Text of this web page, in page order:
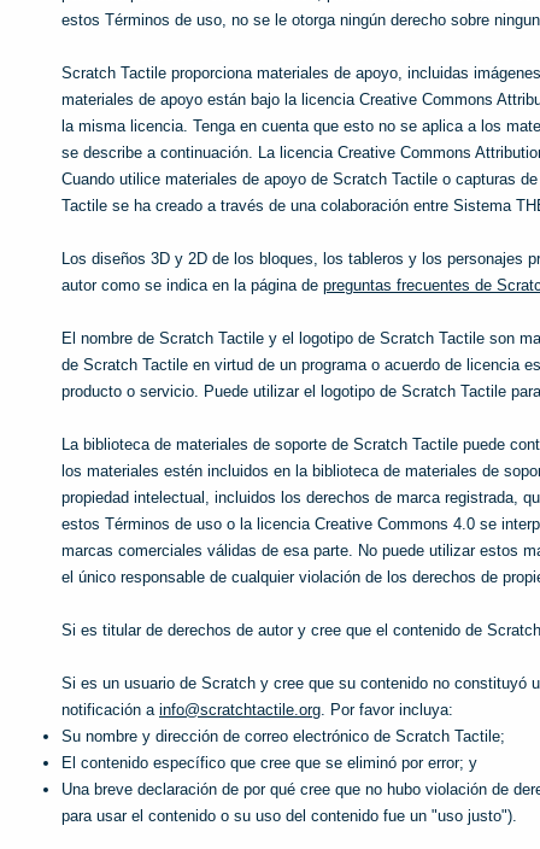
estos Términos de uso, no se le otorga ningún derecho sobre
Scratch Tactile proporciona materiales de apoyo, incluidas
materiales de apoyo están bajo la licencia Creative Commons
la misma licencia. Tenga en cuenta que esto no se aplica a los
se describe a continuación. La licencia Creative Commons
Cuando utilice materiales de apoyo de Scratch Tactile o capturas
Tactile se ha creado a través de una colaboración entre Sistema
Los diseños 3D y 2D de los bloques, los tableros y los personajes
autor como se indica en la página de preguntas frecuentes de
El nombre de Scratch Tactile y el logotipo de Scratch Tactile son
de Scratch Tactile en virtud de un programa o acuerdo de licencia
producto o servicio. Puede utilizar el logotipo de Scratch Tactile
La biblioteca de materiales de soporte de Scratch Tactile puede
los materiales estén incluidos en la biblioteca de materiales de
propiedad intelectual, incluidos los derechos de marca registrada,
estos Términos de uso o la licencia Creative Commons 4.0 se
marcas comerciales válidas de esa parte. No puede utilizar estos
el único responsable de cualquier violación de los derechos de
Si es titular de derechos de autor y cree que el contenido de
Si es un usuario de Scratch y cree que su contenido no constituyó
notificación a info@scratchtactile.org. Por favor incluya:
Su nombre y dirección de correo electrónico de Scratch Tactile;
El contenido específico que cree que se eliminó por error; y
Una breve declaración de por qué cree que no hubo violación de
para usar el contenido o su uso del contenido fue un "uso justo").